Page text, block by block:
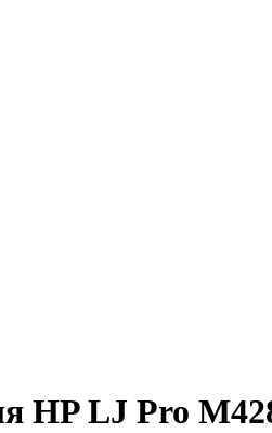
HP LJ Pro